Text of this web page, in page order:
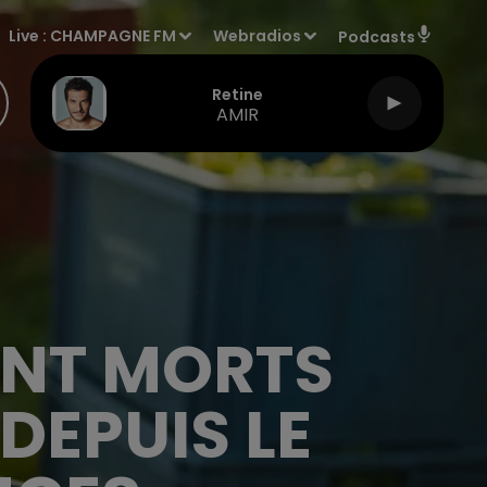
Live : CHAMPAGNE FM Webradios Podcasts
Retine
AMIR
MORTS
LE